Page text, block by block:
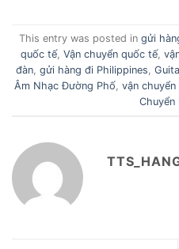
This entry was posted in gửi
quốc tế Vận chuyển quốc tế
đàn gửi hàng đi Philippines
Âm Nhạc Đường Phố vận chuyển
Chuyển